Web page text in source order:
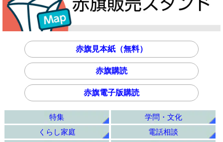
赤旗見本紙（無料）
赤旗購読
赤旗電子版購読
特集
学問・文化
くらし家庭
電話相談